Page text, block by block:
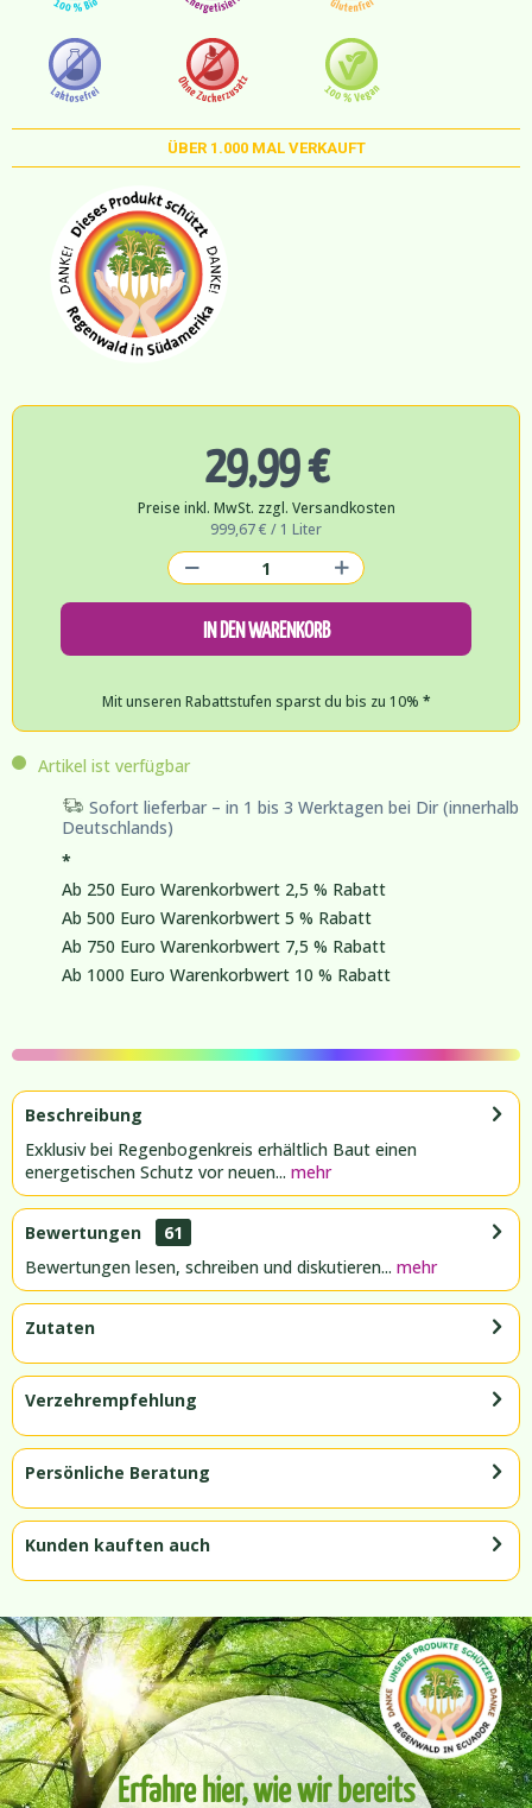
ÜBER1.000 MAL VERKAUFT
29,99 €
Preise inkl. MwSt. zzgl. Versandkosten
999,67 € / 1 Liter
IN DEN WARENKORB
Mit unseren Rabattstufen sparst du bis zu 10% *
Artikel ist verfügbar
Sofort lieferbar – in 1 bis 3 Werktagen bei Dir (innerhalb
Deutschlands)
*
Ab 250 Euro Warenkorbwert 2,5 % Rabatt
Ab 500 Euro Warenkorbwert 5 % Rabatt
Ab 750 Euro Warenkorbwert 7,5 % Rabatt
Ab 1000 Euro Warenkorbwert 10 % Rabatt
Beschreibung
Exklusiv bei Regenbogenkreis erhältlich Baut einen
energetischen Schutz vor neuen... mehr
Bewertungen
61
Bewertungen lesen, schreiben und diskutieren... mehr
Zutaten
Verzehrempfehlung
Persönliche Beratung
Kunden kauften auch
Erfahre hier, wie wir bereits